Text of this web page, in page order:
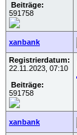
Beiträge:
591758
xanbank
Registrierdatum:
22.11.2023, 07:10
Beiträge:
591758
xanbank